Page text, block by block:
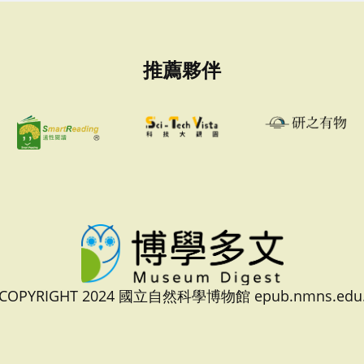
推薦夥伴
2024 國立自然科學博物館